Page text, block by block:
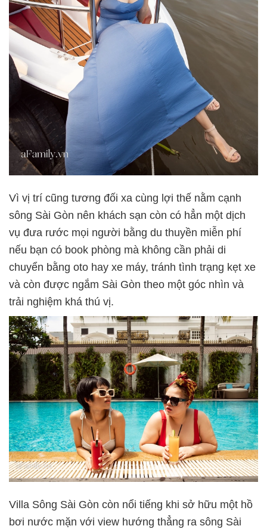
Vì vị trí cũng tương đối xa cùng lợi thế nằm cạnh
sông Sài Gòn nên khách sạn còn có hẳn một dịch
vụ đưa rước mọi người bằng du thuyền miễn phí
nếu bạn có book phòng mà không cần phải di
chuyển bằng oto hay xe máy, tránh tình trạng kẹt xe
và còn được ngắm Sài Gòn theo một góc nhìn và
trải nghiệm khá thú vị.
Villa Sông Sài Gòn còn nổi tiếng khi sở hữu một hồ
bơi nước mặn với view hướng thẳng ra sông Sài